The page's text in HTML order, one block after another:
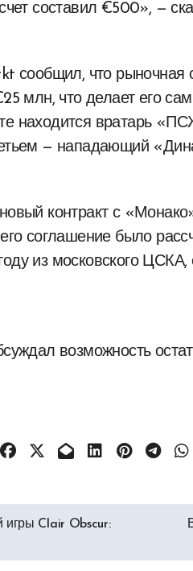
составил €500», —
сообщил, что рыночная
млн, что делает его
находится вратарь
— нападающий
контракт с
соглашение было
из московского
возможность
игры Clair Obscur: